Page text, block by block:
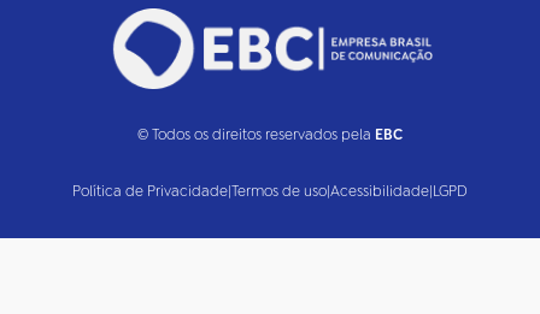
© Todos os direitos reservados pela EBC
Política de Privacidade|Termos de uso|Acessibilidade|LGPD